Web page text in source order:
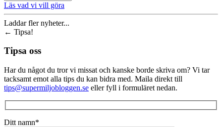
Läs vad vi vill göra
Laddar fler nyheter...
← Tipsa!
Tipsa oss
Har du något du tror vi missat och kanske borde skriva om? Vi tar
tacksamt emot alla tips du kan bidra med. Maila direkt till
tips@supermiljobloggen.se eller fyll i formuläret nedan.
Ditt namn*